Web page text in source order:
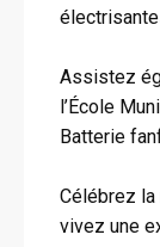
Assistez
l’École
Batterie
Célébrez
vivez une